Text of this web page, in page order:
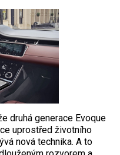
druhá generace Evoque
uprostřed životního
nová technika. A to